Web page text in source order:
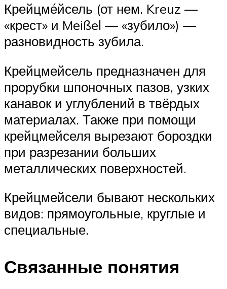
Крейцме́йсель (от нем. Kreuz —
«крест» и Meißel — «зубило») —
разновидность зубила.
Крейцмейсель предназначен для
прорубки шпоночных пазов, узких
канавок и углублений в твёрдых
материалах. Также при помощи
крейцмейселя вырезают бороздки
при разрезании больших
металлических поверхностей.
Крейцмейсели бывают нескольких
видов: прямоугольные, круглые и
специальные.
Связанные понятия